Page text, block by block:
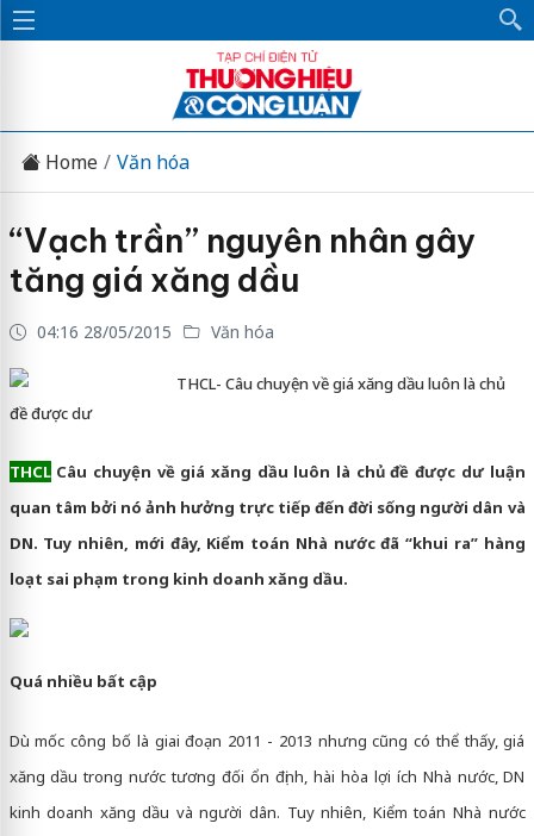
Home Văn hóa
“Vạch trần” nguyên nhân gây
tăng giá xăng dầu
04:16 28/05/2015 Văn hóa
THCL- Câu chuyện về giá xăng dầu luôn là chủ
đề được dư
THCLCâu chuyện về giá xăng dầu luôn là chủ đề được dư luận
quan tâm bởi nó ảnh hưởng trực tiếp đến đời sống người dân và
DN. Tuy nhiên, mới đây, Kiểm toán Nhà nước đã “khui ra” hàng
loạt sai phạm trong kinh doanh xăng dầu.
Quá nhiều bất cập
Dù mốc công bố là giai đoạn 2011 - 2013 nhưng cũng có thể thấy, giá
xăng dầu trong nước tương đối ổn định, hài hòa lợi ích Nhà nước, DN
kinh doanh xăng dầu và người dân. Tuy nhiên, Kiểm toán Nhà nước